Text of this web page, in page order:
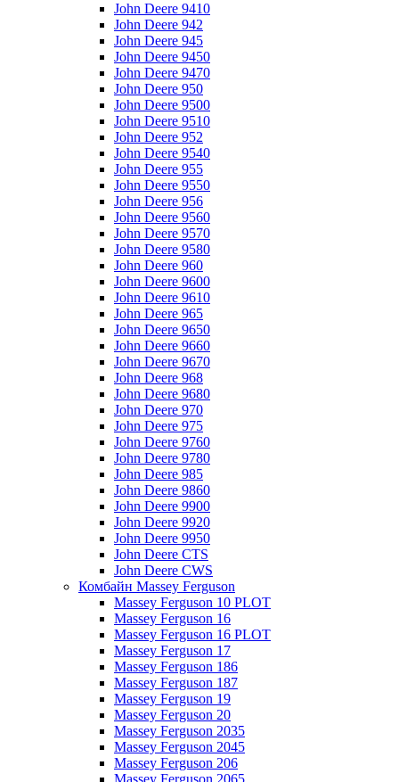
John Deere 9410
John Deere 942
John Deere 945
John Deere 9450
John Deere 9470
John Deere 950
John Deere 9500
John Deere 9510
John Deere 952
John Deere 9540
John Deere 955
John Deere 9550
John Deere 956
John Deere 9560
John Deere 9570
John Deere 9580
John Deere 960
John Deere 9600
John Deere 9610
John Deere 965
John Deere 9650
John Deere 9660
John Deere 9670
John Deere 968
John Deere 9680
John Deere 970
John Deere 975
John Deere 9760
John Deere 9780
John Deere 985
John Deere 9860
John Deere 9900
John Deere 9920
John Deere 9950
John Deere CTS
John Deere CWS
Комбайн Massey Ferguson
Massey Ferguson 10 PLOT
Massey Ferguson 16
Massey Ferguson 16 PLOT
Massey Ferguson 17
Massey Ferguson 186
Massey Ferguson 187
Massey Ferguson 19
Massey Ferguson 20
Massey Ferguson 2035
Massey Ferguson 2045
Massey Ferguson 206
Massey Ferguson 2065